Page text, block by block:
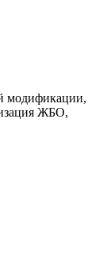
модификации,
ЖБО,